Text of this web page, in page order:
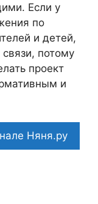
Если у
по
и детей,
потому
проект
и
Няня.ру